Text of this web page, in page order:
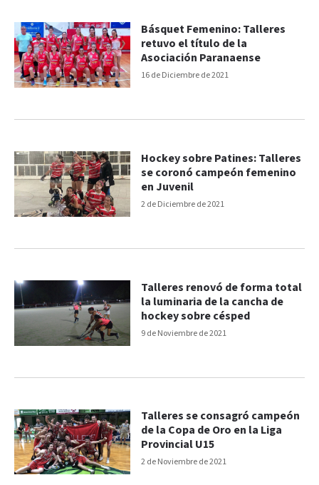
16 de Diciembre de 2021
Básquet Femenino: Talleres
retuvo el título de la
Asociación Paranaense
2 de Diciembre de 2021
Hockey sobre Patines: Talleres
se coronó campeón femenino
en Juvenil
9 de Noviembre de 2021
Talleres renovó de forma total
la luminaria de la cancha de
hockey sobre césped
2 de Noviembre de 2021
Talleres se consagró campeón
de la Copa de Oro en la Liga
Provincial U15